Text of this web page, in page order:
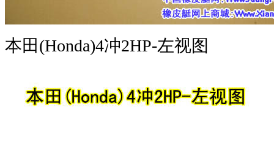
本田(Honda)4冲2HP-左视图